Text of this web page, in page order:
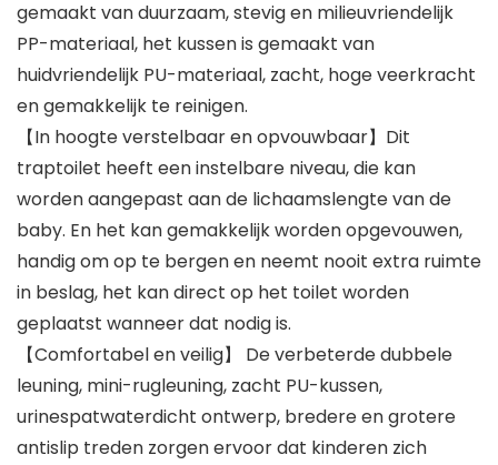
gemaakt van duurzaam, stevig en milieuvriendelijk
PP-materiaal, het kussen is gemaakt van
huidvriendelijk PU-materiaal, zacht, hoge veerkracht
en gemakkelijk te reinigen.
【In hoogte verstelbaar en opvouwbaar】Dit
traptoilet heeft een instelbare niveau, die kan
worden aangepast aan de lichaamslengte van de
baby. En het kan gemakkelijk worden opgevouwen,
handig om op te bergen en neemt nooit extra ruimte
in beslag, het kan direct op het toilet worden
geplaatst wanneer dat nodig is.
【Comfortabel en veilig】 De verbeterde dubbele
leuning, mini-rugleuning, zacht PU-kussen,
urinespatwaterdicht ontwerp, bredere en grotere
antislip treden zorgen ervoor dat kinderen zich